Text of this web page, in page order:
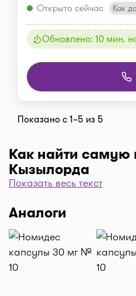
Открыто сейчас
Как
Обновлено: 10 мин.
Показано с 1–5 из 5
Как найти самую
Кызылорда
Чтобы отфильтровать
"По цене, от 1..." и кнопку
аптеке перед вами.
Доставка
Нужна быстрая доставка
нужные препараты по
корзине "Выбрать
Показать весь текст
Аналоги